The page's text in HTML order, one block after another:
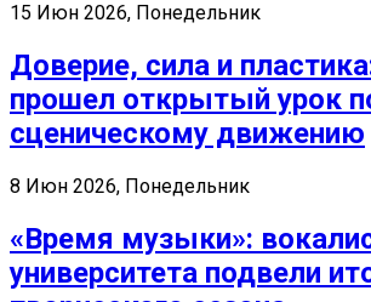
15 Июн 2026, Понедельник
Доверие, сила и
прошел открытый урок
сценическому движению
8 Июн 2026, Понедельник
«Время музыки»:
университета подвели